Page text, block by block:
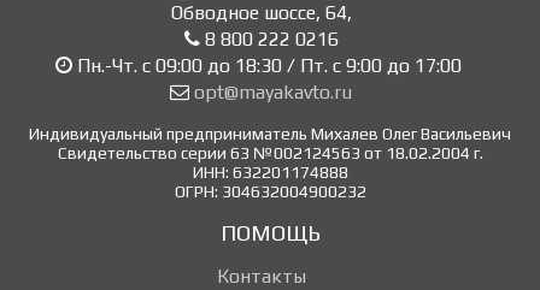
Обводное шоссе, 64,
8 800 222 0216
Пн.-Чт. с 09:00 до 18:30 / Пт. с 9:00 до 17:00
opt@mayakavto.ru
Индивидуальный предприниматель Михалев Олег Васильевич
Свидетельство серии 63 №002124563 от 18.02.2004 г.
ИНН: 632201174888
ОГРН: 304632004900232
ПОМОЩЬ
Контакты